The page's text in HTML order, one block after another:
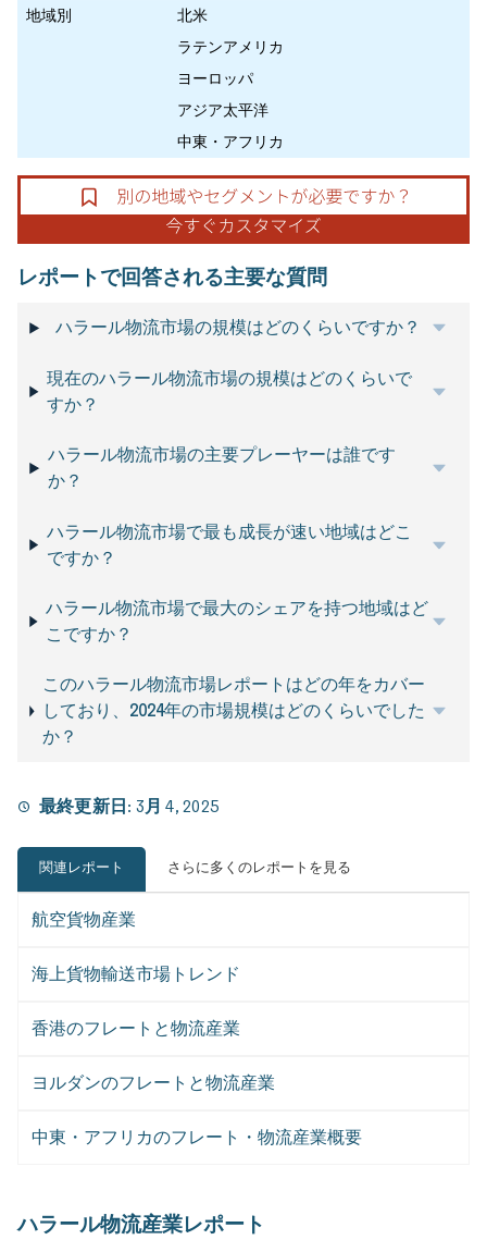
地域別
北米
ラテンアメリカ
ヨーロッパ
アジア太平洋
中東・アフリカ
レポートで回答される主要な質問
ハラール物流市場の規模はどのくらいですか？
現在のハラール物流市場の規模はどのくらいで
すか？
ハラール物流市場の主要プレーヤーは誰です
か？
ハラール物流市場で最も成長が速い地域はどこ
ですか？
ハラール物流市場で最大のシェアを持つ地域はど
こですか？
このハラール物流市場レポートはどの年をカバー
しており、2024年の市場規模はどのくらいでした
か？
最終更新日: 3月 4, 2025
関連レポート さらに多くのレポートを見る
航空貨物産業
海上貨物輸送市場トレンド
香港のフレートと物流産業
ヨルダンのフレートと物流産業
中東・アフリカのフレート・物流産業概要
ハラール物流産業レポート